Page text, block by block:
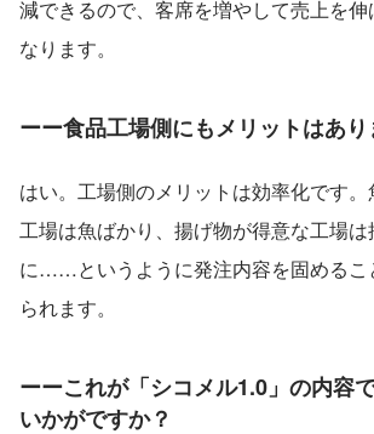
減できるので、客席を増やして売上を
なります。
ーー食品工場側にもメリットはあり
はい。工場側のメリットは効率化です
工場は魚ばかり、揚げ物が得意な工場
に……というように発注内容を固めるこ
られます。
ーーこれが「シコメル1.0」の内容
いかがですか？